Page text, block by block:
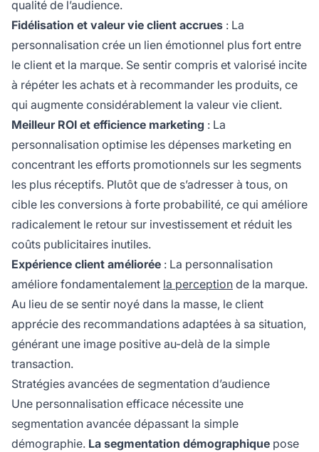
qualité de l’audience.
Fidélisation et valeur vie client accrues : La
personnalisation crée un lien émotionnel plus fort entre
le client et la marque. Se sentir compris et valorisé incite
à répéter les achats et à recommander les produits, ce
qui augmente considérablement la valeur vie client.
Meilleur ROI et efficience marketing : La
personnalisation optimise les dépenses marketing en
concentrant les efforts promotionnels sur les segments
les plus réceptifs. Plutôt que de s’adresser à tous, on
cible les conversions à forte probabilité, ce qui améliore
radicalement le retour sur investissement et réduit les
coûts publicitaires inutiles.
Expérience client améliorée : La personnalisation
améliore fondamentalement la perception de la marque.
Au lieu de se sentir noyé dans la masse, le client
apprécie des recommandations adaptées à sa situation,
générant une image positive au-delà de la simple
transaction.
Stratégies avancées de segmentation d’audience
Une personnalisation efficace nécessite une
segmentation avancée dépassant la simple
démographie. La segmentation démographique pose